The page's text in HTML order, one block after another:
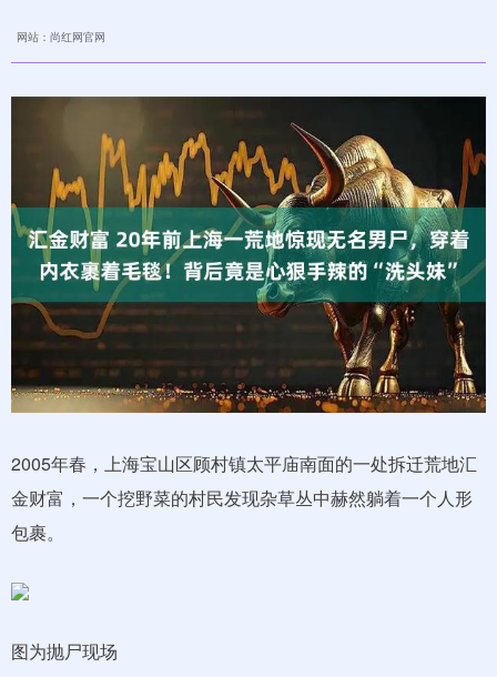
网站：尚红网官网
2005年春，上海宝山区顾村镇太平庙南面的一处拆迁荒地汇
金财富，一个挖野菜的村民发现杂草丛中赫然躺着一个人形
包裹。
图为抛尸现场